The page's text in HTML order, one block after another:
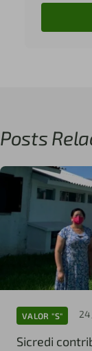
Posts
VALOR "S"
Sicredi